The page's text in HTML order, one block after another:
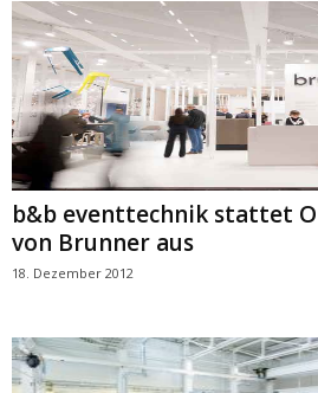
b&b eventtechnik stattet
von Brunner aus
18. Dezember 2012